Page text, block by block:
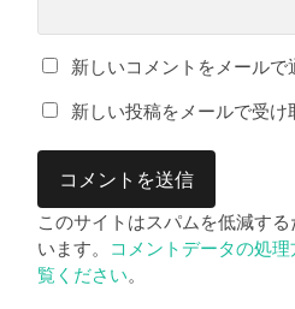
新しいコメントをメールで
新しい投稿をメールで受け
このサイトはスパムを低減す
います。 コメントデータの処
覧ください。